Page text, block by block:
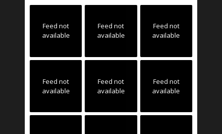
Feed not
available
Feed not
available
Feed not
available
Feed not
available
Feed not
available
Feed not
available